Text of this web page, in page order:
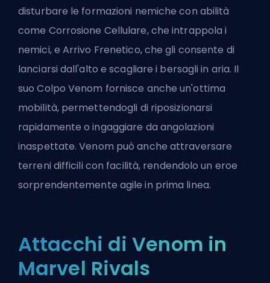
disturbare le formazioni nemiche con abilità
come Corrosione Cellulare, che intrappola i
nemici, e Arrivo Frenetico, che gli consente di
lanciarsi dall'alto e scagliare i bersagli in aria. Il
suo Colpo Venom fornisce anche un'ottima
mobilità, permettendogli di riposizionarsi
rapidamente o ingaggiare da angolazioni
inaspettate. Venom può anche attraversare
terreni difficili con facilità, rendendolo un eroe
sorprendentemente agile in prima linea.
Attacchi di Venom in
Marvel Rivals